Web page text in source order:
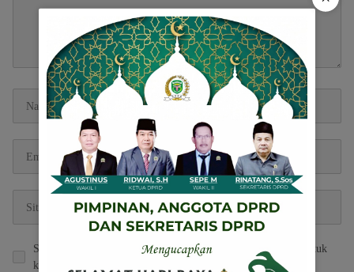
Simpan nama, email, dan situs web saya pada peramban ini untuk
komentar saya berikutnya.